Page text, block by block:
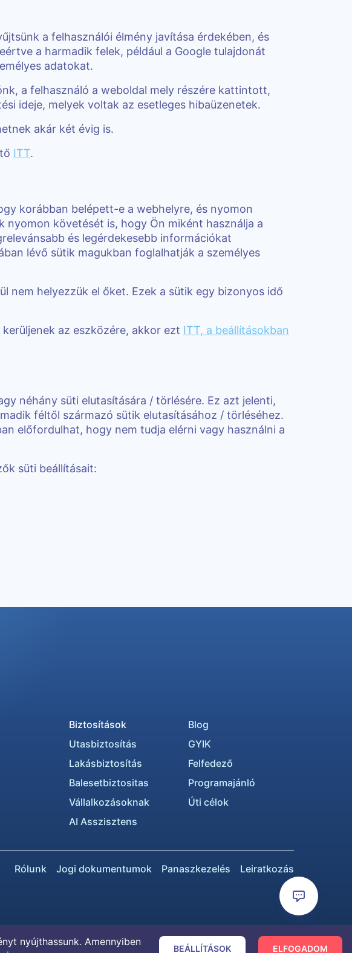
a felhasználói élmény javítása érdekében, és
a harmadik felek, például a Google tulajdonát
adatokat.
a felhasználó a weboldal mely részére kattintott,
ideje, melyek voltak az esetleges hibaüzenetek.
akár két évig is.
ITT.
korábban belépett-e a webhelyre, és nyomon
követését is, hogy Ön miként használja a
és legérdekesebb információkat
lévő sütik magukban foglalhatják a személyes
nem helyezzük el őket. Ezek a sütik egy bizonyos idő
az eszközére, akkor ezt ITT, a beállításokban
néhány süti elutasítására / törlésére. Ez azt jelenti,
féltől származó sütik elutasításához / törléséhez.
előfordulhat, hogy nem tudja elérni vagy használni a
süti beállításait:
Biztosítások
Utasbiztosítás
Lakásbiztosítás
Balesetbiztositas
Vállalkozásoknak
AI Asszisztens
Blog
GYIK
Felfedező
Programajánló
Úti célok
Rólunk Jogi dokumentumok Panaszkezelés Leiratkozás
nyújthassunk. Amennyiben
BEÁLLÍTÁSOK ELFOGADOM